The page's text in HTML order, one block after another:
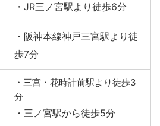
・JR三ノ宮駅より徒歩6分
・阪神本線神戸三宮駅より徒
歩7分
・三宮・花時計前駅より徒歩3
分
・三ノ宮駅から徒歩5分